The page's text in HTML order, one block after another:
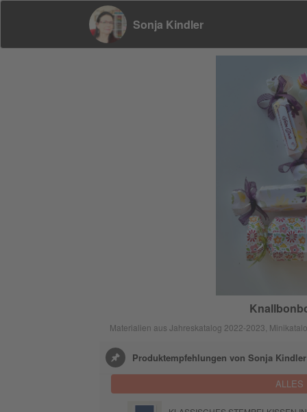
Sonja Kindler
Materialien aus Jahreskatalog 2022-2023,
Produktempfehlungen von Sonja Kindler
ALLES